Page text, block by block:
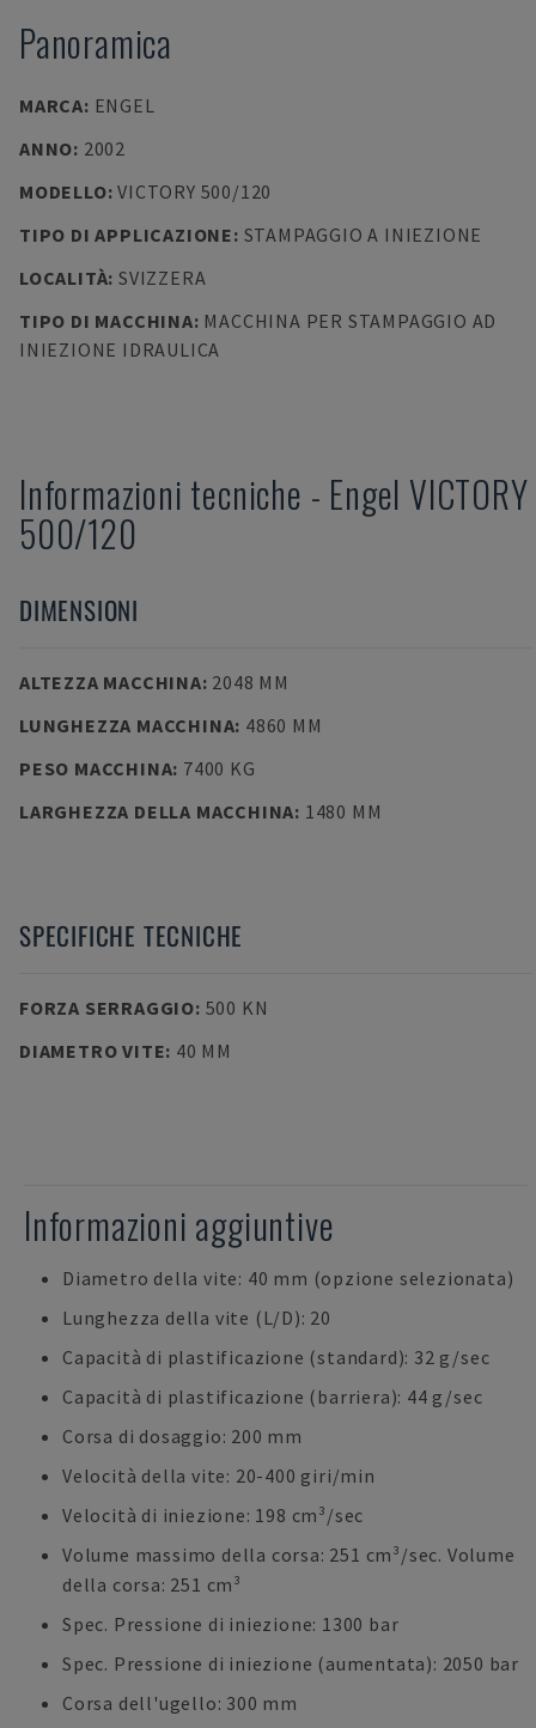
Panoramica
MARCA: ENGEL
ANNO: 2002
MODELLO:VICTORY 500/120
TIPO DI APPLICAZIONE: STAMPAGGIO A INIEZIONE
LOCALITÀ: SVIZZERA
TIPO DI MACCHINA: MACCHINA PER STAMPAGGIO AD
INIEZIONE IDRAULICA
Informazioni tecniche - Engel VICTORY
500/120
DIMENSIONI
ALTEZZA MACCHINA: 2048 MM
LUNGHEZZA MACCHINA: 4860 MM
PESO MACCHINA: 7400 KG
LARGHEZZA DELLA MACCHINA: 1480 MM
SPECIFICHE TECNICHE
FORZA SERRAGGIO: 500 KN
DIAMETRO VITE: 40 MM
Informazioni aggiuntive
Diametro della vite: 40 mm (opzione selezionata)
Lunghezza della vite (L/D): 20
Capacità di plastificazione (standard): 32 g/sec
Capacità di plastificazione (barriera): 44 g/sec
Corsa di dosaggio: 200 mm
Velocità della vite: 20-400 giri/min
Velocità di iniezione: 198 cm³/sec
Volume massimo della corsa: 251 cm³/sec. Volume
della corsa: 251 cm³
Spec. Pressione di iniezione: 1300 bar
Spec. Pressione di iniezione (aumentata): 2050 bar
Corsa dell'ugello: 300 mm